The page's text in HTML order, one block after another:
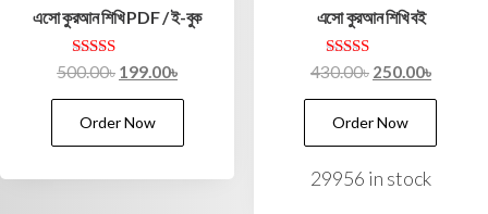
এসো কুরআন শিখি PDF / ই-বুক
Rated
5.00
out of 5
500.00৳ 199.00৳
Order Now
এসো কুরআন শিখি বই
Rated
5.00
out of 5
430.00৳ 250.00৳
Order Now
29956 in stock